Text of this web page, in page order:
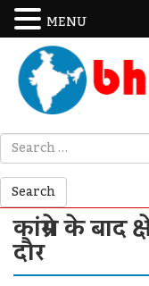
कांग्रेस के बाद
दौर
MENU